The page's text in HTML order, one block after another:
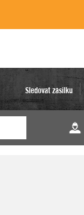
Sledovat zásilku